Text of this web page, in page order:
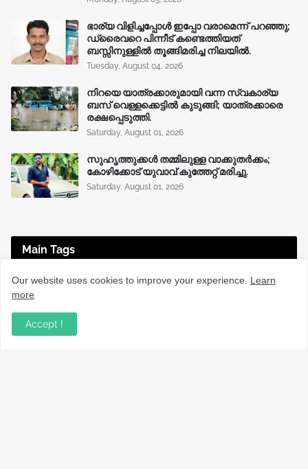
ഭാര്യ വിളിച്ചപ്പോള്‍ ഇപ്പോ വരാമെന്ന് പറഞ്ഞു;
ഡ്രൈവറെ പിന്നീട് കണ്ടെത്തിയത്
ബസ്സിനുള്ളില്‍ തൂങ്ങിമരിച്ച നിലയിൽ.
Tuesday, August 04, 2026
നിറയെ യാത്രക്കാരുമായി വന്ന സ്വകാര്യ
ബസ് വെള്ളക്കെട്ടിൽ കുടുങ്ങി; യാത്രക്കാരെ
രക്ഷപ്പെടുത്തി.
Saturday, August 01, 2026
സുഹൃത്തുക്കൾ തമ്മിലുള്ള വാക്കുതർക്കം;
കോഴിക്കോട് യുവാവ് കുത്തേറ്റ് മരിച്ചു.
Saturday, August 01, 2026
Main Tags
EDUCATION (225) ENTERTAINMENT (67)
KERALA NEWS
Our website uses cookies to improve your experience. Learn
more
Accept !